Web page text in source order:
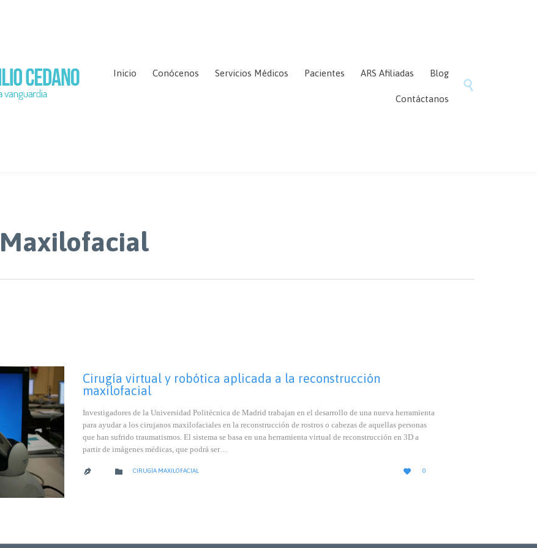
content
Inicio Conócenos Servicios Médicos Pacientes ARS Afiliadas Blog
Contáctanos

Cirugía virtual y robótica aplicada a la reconstrucción
maxilofacial
Investigadores de la Universidad Politécnica de Madrid trabajan en el desarrollo de una nueva herramienta
para ayudar a los cirujanos maxilofaciales en la reconstrucción de rostros o cabezas de aquellas personas
que han sufrido traumatismos. El sistema se basa en una herramienta virtual de reconstrucción en 3D a
partir de imágenes médicas, que podrá ser…
  CATEGORY
CIRUGÍA MAXILOFACIAL 
LOVE
0